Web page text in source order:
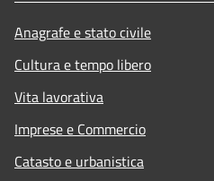
Anagrafe e stato civile
Cultura e tempo libero
Vita lavorativa
Imprese e Commercio
Catasto e urbanistica